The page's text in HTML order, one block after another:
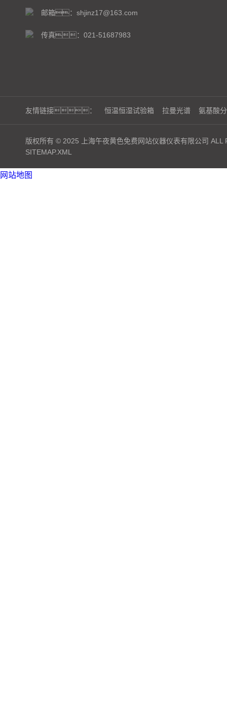
邮箱：shjinz17@163.com
传真：021-51687983
友情链接： 恒温恒湿试验箱 拉曼光谱 氨基酸
版权所有 © 2025 上海午夜黄色免费网站仪器仪表有限公司 ALL
SITEMAP.XML
网站地图